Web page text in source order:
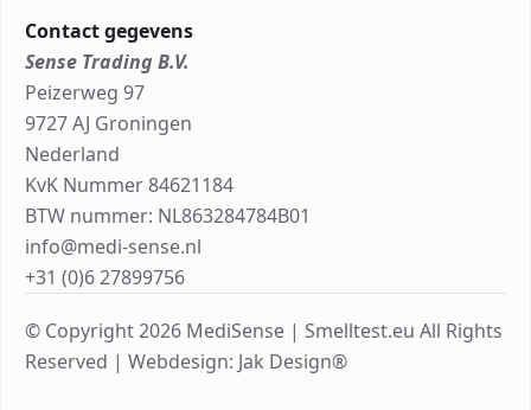
Contact gegevens
Sense Trading B.V.
Peizerweg 97
9727 AJ Groningen
Nederland
KvK Nummer 84621184
BTW nummer: NL863284784B01
info@medi-sense.nl
+31 (0)6 27899756
© Copyright 2026 MediSense | Smelltest.eu All Rights
Reserved | Webdesign: Jak Design®